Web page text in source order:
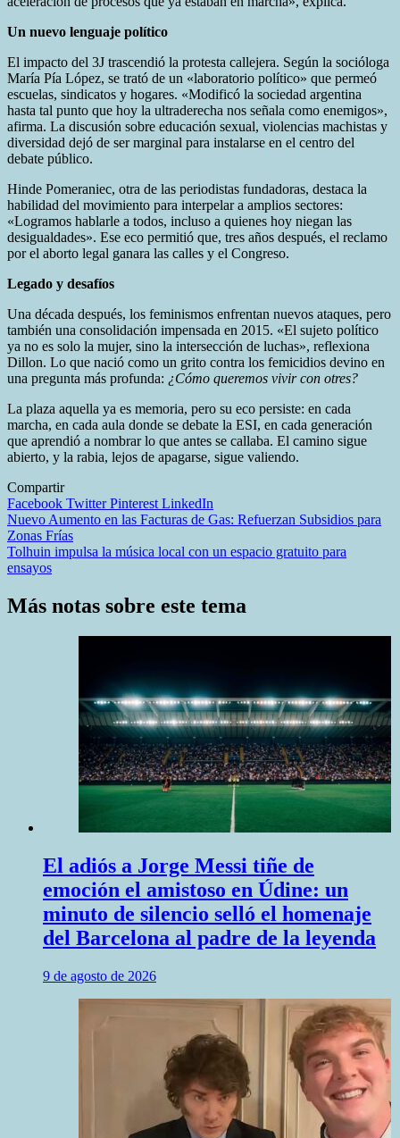
Un nuevo lenguaje político
El impacto del 3J trascendió la protesta callejera. Según la socióloga
María Pía López, se trató de un «laboratorio político» que permeó
escuelas, sindicatos y hogares. «Modificó la sociedad argentina
hasta tal punto que hoy la ultraderecha nos señala como enemigos»,
afirma. La discusión sobre educación sexual, violencias machistas y
diversidad dejó de ser marginal para instalarse en el centro del
debate público.
Hinde Pomeraniec, otra de las periodistas fundadoras, destaca la
habilidad del movimiento para interpelar a amplios sectores:
«Logramos hablarle a todos, incluso a quienes hoy niegan las
desigualdades». Ese eco permitió que, tres años después, el reclamo
por el aborto legal ganara las calles y el Congreso.
Legado y desafíos
Una década después, los feminismos enfrentan nuevos ataques, pero
también una consolidación impensada en 2015. «El sujeto político
ya no es solo la mujer, sino la intersección de luchas», reflexiona
Dillon. Lo que nació como un grito contra los femicidios devino en
una pregunta más profunda: ¿Cómo queremos vivir con otres?
La plaza aquella ya es memoria, pero su eco persiste: en cada
marcha, en cada aula donde se debate la ESI, en cada generación
que aprendió a nombrar lo que antes se callaba. El camino sigue
abierto, y la rabia, lejos de apagarse, sigue valiendo.
Compartir
Facebook TwitterPinterest LinkedIn
Navegación
de
entradas
Nuevo Aumento en las Facturas de Gas: Refuerzan Subsidios para
Zonas Frías
Tolhuin impulsa la música local con un espacio gratuito para
ensayos
Más notas sobre este tema
El adiós a Jorge Messi tiñe de
emoción el amistoso en Údine: un
minuto de silencio selló el homenaje
del Barcelona al padre de la leyenda
9 de agosto de 2026